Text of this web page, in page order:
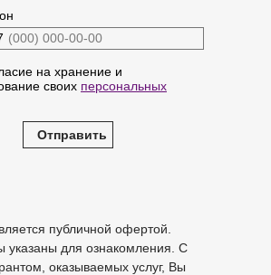
на хранение и
своих персональных
Отправить
публичной офертой.
указаны для ознакомления. С
оказываемых услуг, Вы